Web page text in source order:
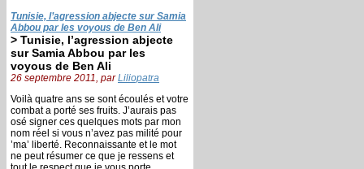
Tunisie, l’agression abjecte sur Samia
Abbou par les voyous de Ben Ali
> Tunisie, l’agression abjecte
sur Samia Abbou par les
voyous de Ben Ali
26 septembre 2011, parLiliopatra
Voilà quatre ans se sont écoulés et votre
combat a porté ses fruits. J’aurais pas
osé signer ces quelques mots par mon
nom réel si vous n’avez pas milité pour
’ma’ liberté. Reconnaissante et le mot
ne peut résumer ce que je ressens et